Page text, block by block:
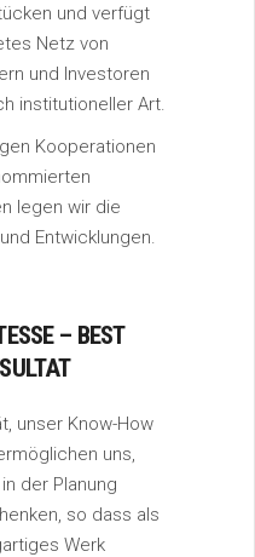
und verfügt
Netz von
und Investoren
institutioneller Art.
Kooperationen
legen wir die
Entwicklungen.
– BEST
unser Know-How
uns,
der Planung
so dass als
Werk